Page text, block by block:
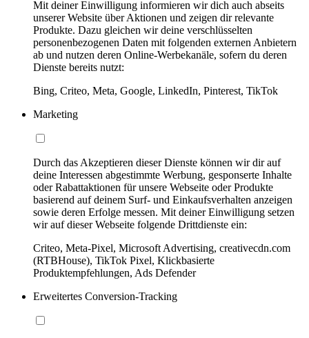
Mit deiner Einwilligung informieren wir dich auch abseits
unserer Website über Aktionen und zeigen dir relevante
Produkte. Dazu gleichen wir deine verschlüsselten
personenbezogenen Daten mit folgenden externen Anbietern
ab und nutzen deren Online-Werbekanäle, sofern du deren
Dienste bereits nutzt:
Bing, Criteo, Meta, Google, LinkedIn, Pinterest, TikTok
Marketing
Durch das Akzeptieren dieser Dienste können wir dir auf
deine Interessen abgestimmte Werbung, gesponserte Inhalte
oder Rabattaktionen für unsere Webseite oder Produkte
basierend auf deinem Surf- und Einkaufsverhalten anzeigen
sowie deren Erfolge messen. Mit deiner Einwilligung setzen
wir auf dieser Webseite folgende Drittdienste ein:
Criteo, Meta-Pixel, Microsoft Advertising, creativecdn.com
(RTBHouse), TikTok Pixel, Klickbasierte
Produktempfehlungen, Ads Defender
Erweitertes Conversion-Tracking